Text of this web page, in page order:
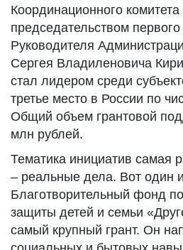
Координационного
председательством первого
Руководителя
Сергея Владиленовича
стал лидером среди
третье место в России по
Общий объем грантовой
млн рублей.
Тематика инициатив самая
– реальные дела. Вот один
Благотворительный фонд
защиты детей и семьи
самый крупный грант. Он